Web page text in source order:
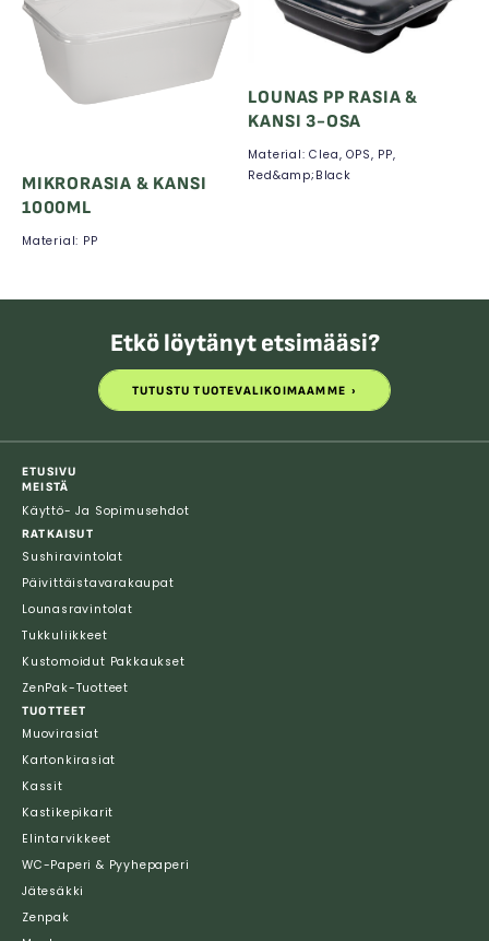
MIKRORASIA & KANSI
1000ML
Material: PP
LOUNAS PP RASIA &
KANSI 3-OSA
Material: Clea, OPS, PP,
Red&amp;Black
Etkö löytänyt etsimääsi?
TUTUSTU TUOTEVALIKOIMAAMME
TUTUSTU TUOTEVALIKOIMAAMME
ETUSIVU
MEISTÄ
Käyttö- Ja Sopimusehdot
RATKAISUT
Sushiravintolat
Päivittäistavarakaupat
Lounasravintolat
Tukkuliikkeet
Kustomoidut Pakkaukset
ZenPak-Tuotteet
TUOTTEET
Muovirasiat
Kartonkirasiat
Kassit
Kastikepikarit
Elintarvikkeet
WC-Paperi & Pyyhepaperi
Jätesäkki
Zenpak